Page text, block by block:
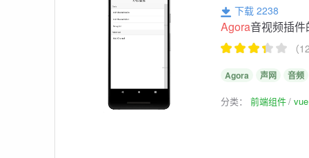
下载 2238
Agora音视频插
（
Agora 声网 音频
分类：前端组件